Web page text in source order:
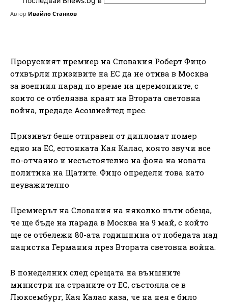
Автор Ивайло Станков
Проруският премиер на Словакия Роберт Фицо
отхвърли призивите на ЕС да не отива в Москва
за военния парад по време на церемониите, с
които се отбелязва краят на Втората световна
война, предаде Асошиейтед прес.
Призивът беше отправен от дипломат номер
едно на ЕС, естонката Кая Калас, която звучи все
по-отчаяно и несъстоятелно на фона на новата
политика на Щатите. Фицо определи това като
неуважително
Премиерът на Словакия на няколко пъти обеща,
че ще бъде на парада в Москва на 9 май, с който
ще се отбележи 80-ата годишнина от победата над
нацистка Германия през Втората световна война.
В понеделник след срещата на външните
министри на страните от ЕС, състояла се в
Люксембург, Кая Калас каза, че на нея е било